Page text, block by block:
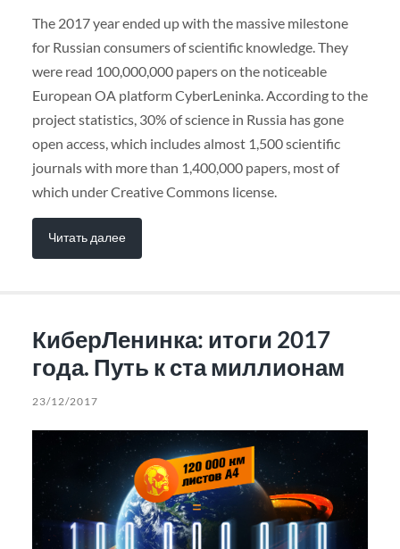
The 2017 year ended up with the massive milestone
for Russian consumers of scientific knowledge. They
were read 100,000,000 papers on the noticeable
European OA platform CyberLeninka. According to the
project statistics, 30% of science in Russia has gone
open access, which includes almost 1,500 scientific
journals with more than 1,400,000 papers, most of
which under Creative Commons license.
Читать далее
КиберЛенинка: итоги 2017
года. Путь к ста миллионам
23/12/2017